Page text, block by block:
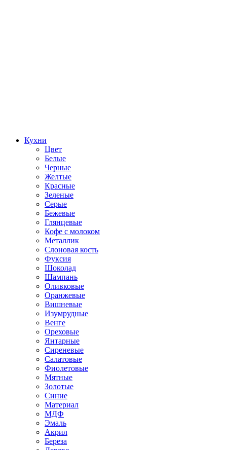
Кухни
Цвет
Белые
Черные
Желтые
Красные
Зеленые
Серые
Бежевые
Глянцевые
Кофе с молоком
Металлик
Слоновая кость
Фуксия
Шоколад
Шампань
Оливковые
Оранжевые
Вишневые
Изумрудные
Венге
Ореховые
Янтарные
Сиреневые
Салатовые
Фиолетовые
Мятные
Золотые
Синие
Материал
МДФ
Эмаль
Акрил
Береза